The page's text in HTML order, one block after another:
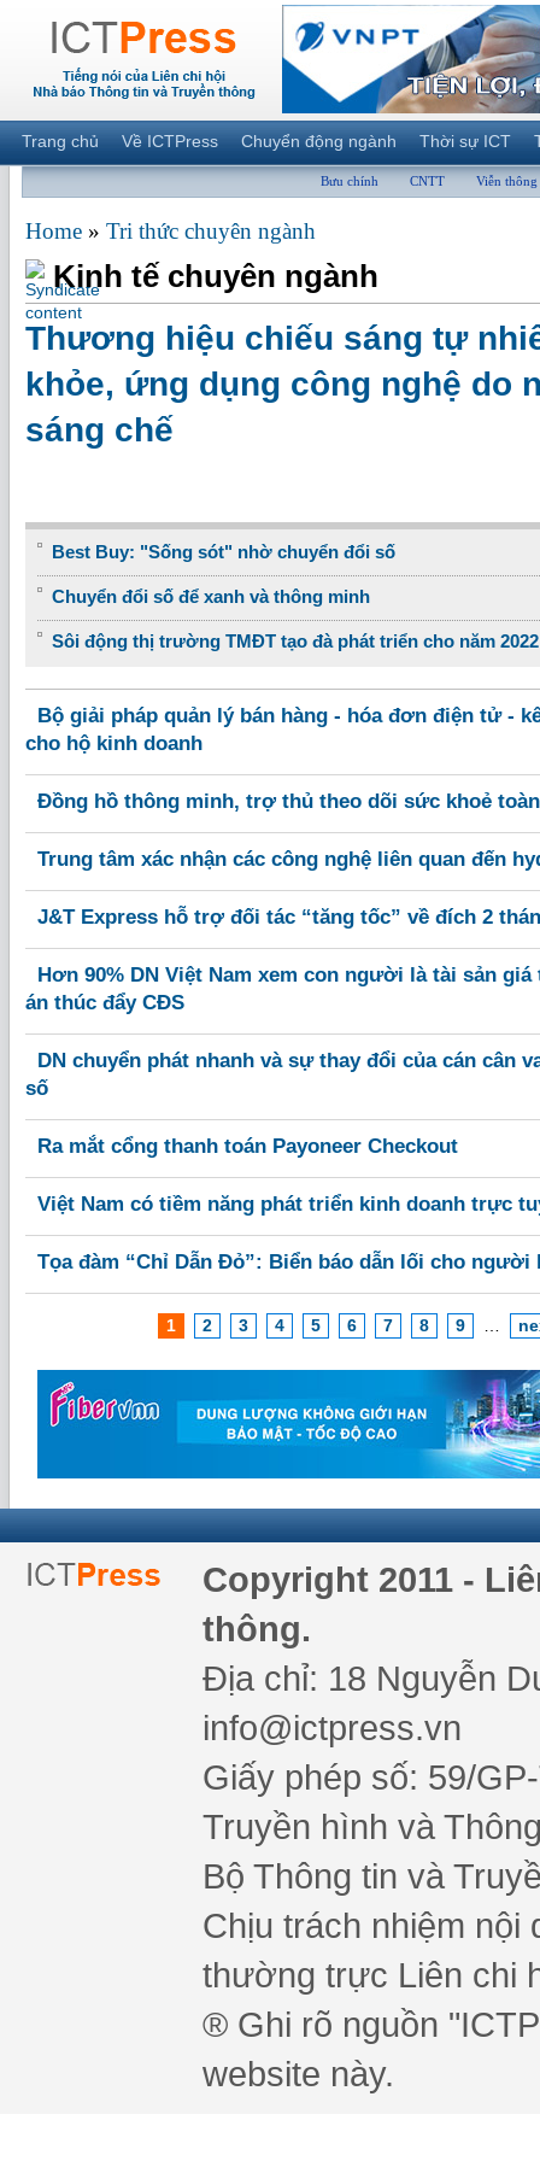
Trang chủ Về ICTPress Chuyển động ngành Thời sự ICT
Bưu chính CNTT Viễn thông
Home » Tri thức chuyên ngành
Kinh tế chuyên ngành
Thương hiệu chiếu sáng tự
khỏe, ứng dụng công nghệ do
sáng chế
Best Buy: "Sống sót" nhờ chuyển đổi số
Chuyển đổi số để xanh và thông minh
Sôi động thị trường TMĐT tạo đà phát triển cho năm 2022
Bộ giải pháp quản lý bán hàng - hóa đơn điện tử -
cho hộ kinh doanh
Đồng hồ thông minh, trợ thủ theo dõi sức khoẻ
Trung tâm xác nhận các công nghệ liên quan đến
J&T Express hỗ trợ đối tác “tăng tốc” về đích 2
Hơn 90% DN Việt Nam xem con người là tài sản
án thúc đẩy CĐS
DN chuyển phát nhanh và sự thay đổi của cán cân
số
Ra mắt cổng thanh toán Payoneer Checkout
Việt Nam có tiềm năng phát triển kinh doanh trực
Tọa đàm “Chỉ Dẫn Đỏ”: Biển báo dẫn lối cho
1 2 3 4 5 6 7 8 9
Copyright 2011 -
thông.
Địa chỉ: 18 Nguyễn
info@ictpress.vn
Giấy phép số: 59/
Truyền hình và
Bộ Thông tin và
Chịu trách nhiệm nội
thường trực Liên chi
® Ghi rõ nguồn
website này.